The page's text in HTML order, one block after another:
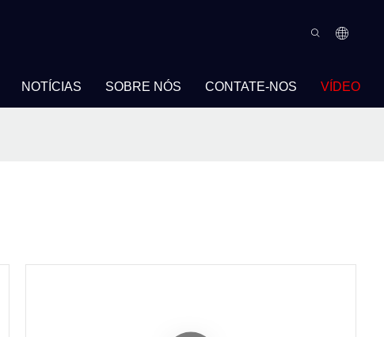
NOTÍCIAS SOBRE NÓS CONTATE-NOS VÍDEO